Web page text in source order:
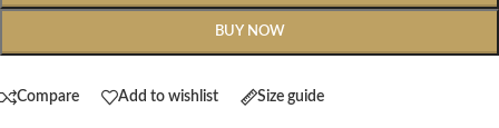
BUY NOW
Compare Add to wishlist Size guide